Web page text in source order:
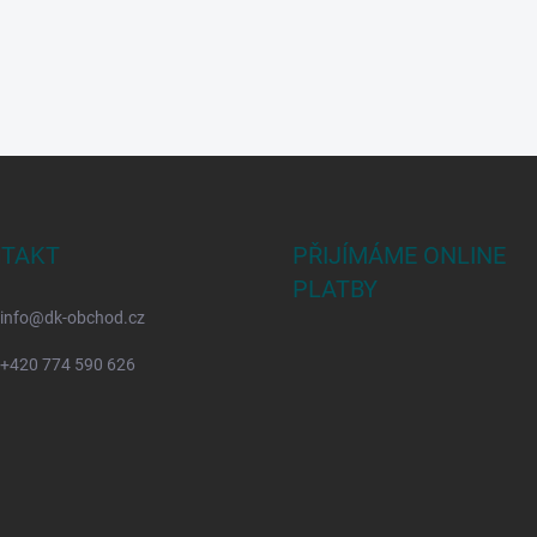
info@dk-obchod.cz
+420 774 590 626
PŘIJÍMÁME ONLINE
PLATBY